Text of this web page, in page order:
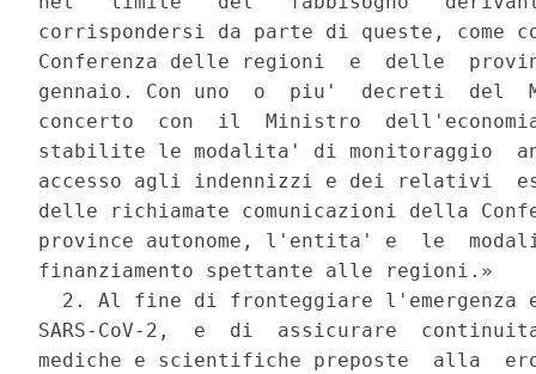
corrispondersi da parte di queste, come
Conferenza delle regioni  e  delle
gennaio. Con uno  o  piu'  decreti
concerto  con  il  Ministro
stabilite le modalita' di monitoraggio
accesso agli indennizzi e dei relativi
delle richiamate comunicazioni della
province autonome, l'entita' e  le
finanziamento spettante alle regioni.»
2. Al fine di fronteggiare l'emergenza
SARS-CoV-2,  e  di  assicurare
mediche e scientifiche preposte  alla